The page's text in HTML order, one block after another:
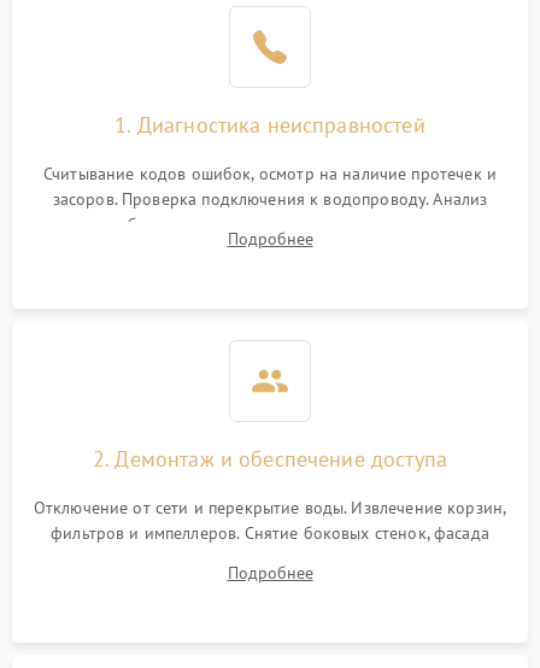
1. Диагностика неисправностей
Считывание кодов ошибок, осмотр на наличие протечек и
засоров. Проверка подключения к водопроводу. Анализ
жалоб на отсутствие слива, нагрева, вращения
разбрызгивателей или срабатывание системы защиты
Подробнее
2. Демонтаж и обеспечение доступа
Отключение от сети и перекрытие воды. Извлечение корзин,
фильтров и импеллеров. Снятие боковых стенок, фасада
циркуляционному насосу, ТЭНу и сливной помпе.
Подробнее